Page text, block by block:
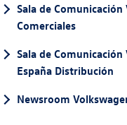
Sala de
Comerciales
Sala de
España Distribución
Newsroom